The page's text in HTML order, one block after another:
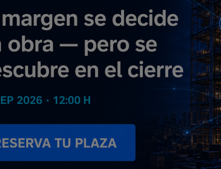
Estas son las capitales más rentables de